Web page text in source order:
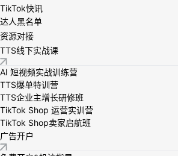
TikTok快讯
达人黑名单
资源对接
TTS线下实战课
AI 短视频实战训练营
TTS爆单特训营
TTS企业主增长研修班
TikTok Shop 运营实训营
TikTok Shop卖家启航班
广告开户